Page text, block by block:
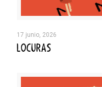
17 junio, 2026
LOCURAS